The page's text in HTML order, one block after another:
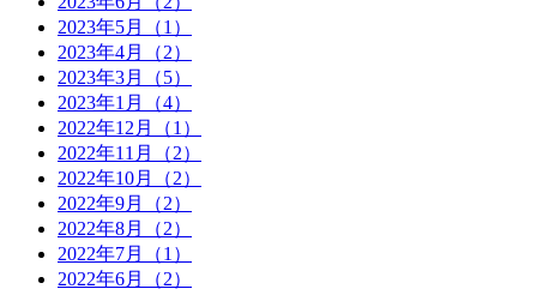
2023年5月（1）
2023年4月（2）
2023年3月（5）
2023年1月（4）
2022年12月（1）
2022年11月（2）
2022年10月（2）
2022年9月（2）
2022年8月（2）
2022年7月（1）
2022年6月（2）